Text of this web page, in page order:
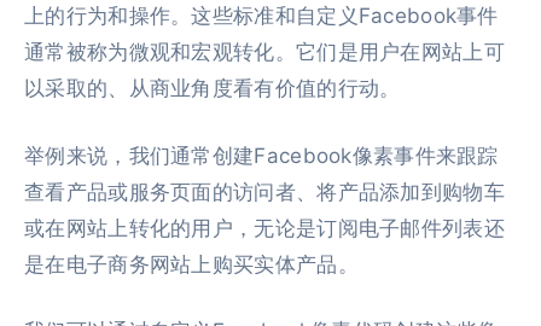
上的行为和操作。这些标准和自定义Facebook事件
通常被称为微观和宏观转化。它们是用户在网站上可
以采取的、从商业角度看有价值的行动。
举例来说，我们通常创建Facebook像素事件来跟踪
查看产品或服务页面的访问者、将产品添加到购物车
或在网站上转化的用户，无论是订阅电子邮件列表还
是在电子商务网站上购买实体产品。